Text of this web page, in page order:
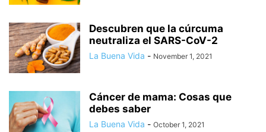
Descubren que la cúrcuma
neutraliza el SARS-CoV-2
La Buena Vida - November 1, 2021
Cáncer de mama: Cosas que
debes saber
La Buena Vida - October 1, 2021